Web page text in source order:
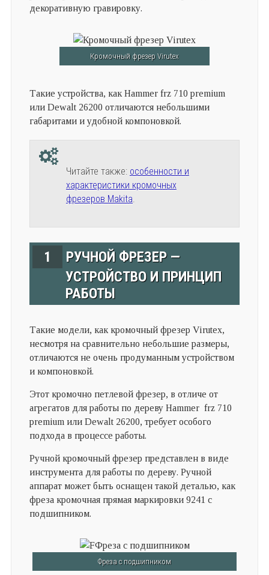
декоративную гравировку.
Кромочный фрезер Virutex
Такие устройства, как Hammer frz 710 premium
или Dewalt 26200 отличаются небольшими
габаритами и удобной компоновкой.
Читайте также: особенности и
характеристики кромочных
фрезеров Makita.
1
РУЧНОЙ ФРЕЗЕР —
УСТРОЙСТВО И ПРИНЦИП
РАБОТЫ
Такие модели, как кромочный фрезер Virutex,
несмотря на сравнительно небольшие размеры,
отличаются не очень продуманным устройством
и компоновкой.
Этот кромочно петлевой фрезер, в отличе от
агрегатов для работы по дереву Hammer frz 710
premium или Dewalt 26200, требует особого
подхода в процессе работы.
Ручной кромочный фрезер представлен в виде
инструмента для работы по дереву. Ручной
аппарат может быть оснащен такой деталью, как
фреза кромочная прямая маркировки 9241 с
подшипником.
Фреза с подшипником